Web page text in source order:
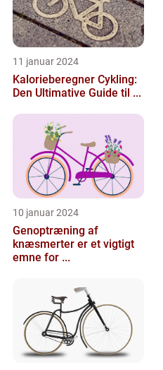
11 januar 2024
Kalorieberegner Cykling:
Den Ultimative Guide til ...
10 januar 2024
Genoptræning af
knæsmerter er et vigtigt
emne for ...